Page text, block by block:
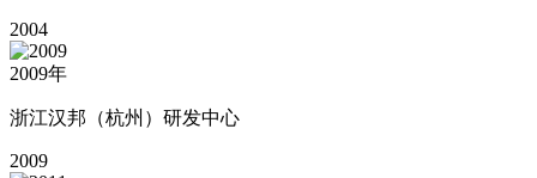
2004
2009年
浙江汉邦（杭州）研发中心
2009